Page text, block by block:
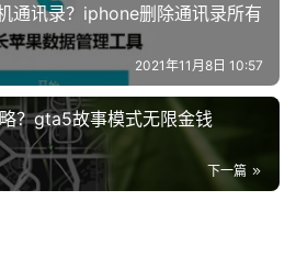
通讯录？iphone删除通讯录所有
2021年11月8日 10:57
？gta5故事模式无限金钱
下一篇